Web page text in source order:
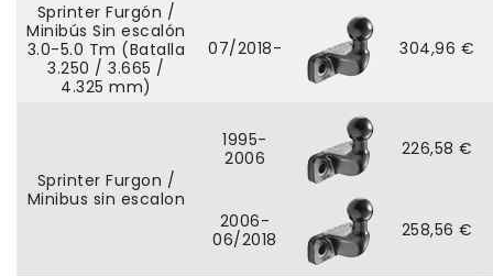
Sprinter Furgón /
Minibús Sin escalón
3.0-5.0 Tm (Batalla
3.250 / 3.665 /
4.325 mm)
07/2018- 304,96 €
Sprinter Furgon /
Minibus sin escalon
1995-
2006
2006-
06/2018
226,58 €
258,56 €